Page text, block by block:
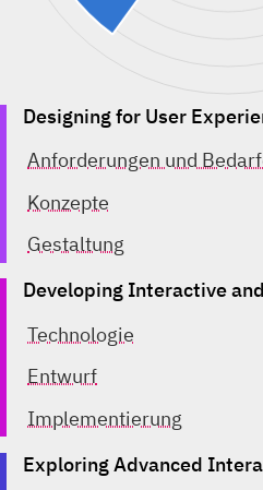
Designing for User
Anforderungen und
Konzepte
Gestaltung
Developing Interactive
Technologie
Entwurf
Implementierung
Exploring Advanced